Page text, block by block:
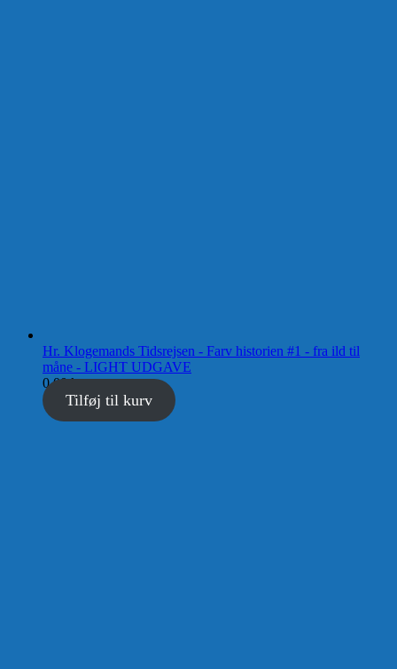
Hr. Klogemands Tidsrejsen - Farv historien #1 - fra ild til
måne - LIGHT UDGAVE
0,00kr.
Tilføj til kurv